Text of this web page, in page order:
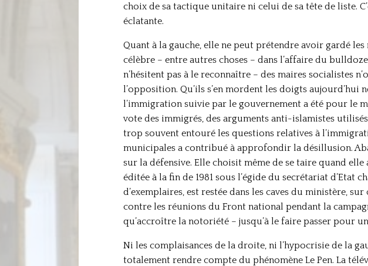
choix de sa tactique unitaire ni celui de sa tête de liste.
éclatante.
Quant à la gauche, elle ne peut prétendre avoir gardé
célèbre – entre autres choses – dans l’affaire du
n’hésitent pas à le reconnaître – des maires socialistes
l’opposition. Qu’ils s’en mordent les doigts
l’immigration suivie par le gouvernement a été pour le
vote des immigrés, des arguments anti-islamistes
trop souvent entouré les questions relatives à
municipales a contribué à approfondir la désillusion.
sur la défensive. Elle choisit même de se taire quand
éditée à la fin de 1981 sous l’égide du secrétariat
d’exemplaires, est restée dans les caves du ministère,
contre les réunions du Front national pendant la
qu’accroître la notoriété – jusqu’à le faire passer pour
Ni les complaisances de la droite, ni l’hypocrisie de la
totalement rendre compte du phénomène Le Pen. La